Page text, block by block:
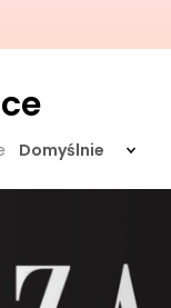
Domyślnie